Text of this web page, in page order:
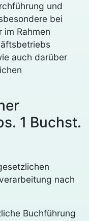
und
bei
Rahmen
auch darüber
1 Buchst.
nach
Buchführung